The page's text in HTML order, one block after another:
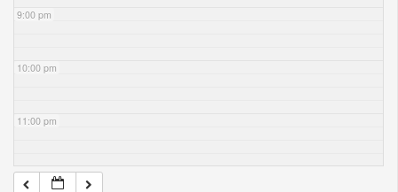
9:00 pm
10:00 pm
11:00 pm